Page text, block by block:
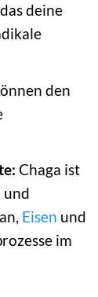
deine
den
Chaga ist
und
Eisen und
im